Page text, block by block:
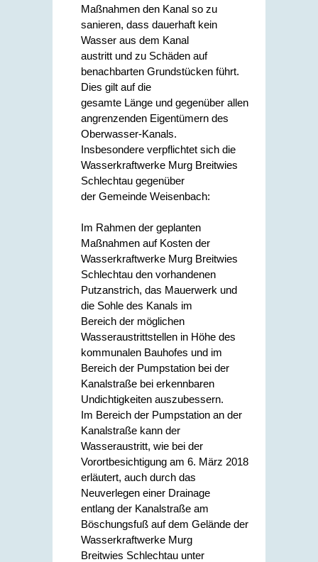
Maßnahmen den Kanal so zu
sanieren, dass dauerhaft kein
Wasser aus dem Kanal
austritt und zu Schäden auf
benachbarten Grundstücken führt.
Dies gilt auf die
gesamte Länge und gegenüber allen
angrenzenden Eigentümern des
Oberwasser-Kanals.
Insbesondere verpflichtet sich die
Wasserkraftwerke Murg Breitwies
Schlechtau gegenüber
der Gemeinde Weisenbach:
Im Rahmen der geplanten
Maßnahmen auf Kosten der
Wasserkraftwerke Murg Breitwies
Schlechtau den vorhandenen
Putzanstrich, das Mauerwerk und
die Sohle des Kanals im
Bereich der möglichen
Wasseraustrittstellen in Höhe des
kommunalen Bauhofes und im
Bereich der Pumpstation bei der
Kanalstraße bei erkennbaren
Undichtigkeiten auszubessern.
Im Bereich der Pumpstation an der
Kanalstraße kann der
Wasseraustritt, wie bei der
Vorortbesichtigung am 6. März 2018
erläutert, auch durch das
Neuverlegen einer Drainage
entlang der Kanalstraße am
Böschungsfuß auf dem Gelände der
Wasserkraftwerke Murg
Breitwies Schlechtau unter